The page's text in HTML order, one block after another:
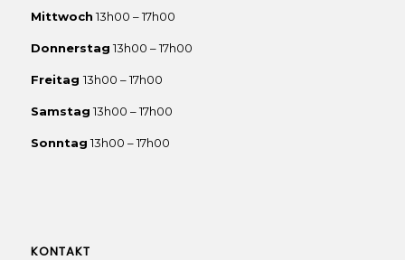
Mittwoch13h00 – 17h00
Donnerstag13h00 – 17h00
Freitag13h00 – 17h00
Samstag13h00 – 17h00
Sonntag13h00 – 17h00
KONTAKT